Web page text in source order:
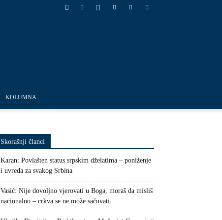
KOLUMNA
Skorašnji članci
Karan: Povlašten status srpskim dželatima – poniženje
i uvreda za svakog Srbina
Vasić: Nije dovoljno vjerovati u Boga, moraš da misliš
nacionalno – crkva se ne može sačuvati